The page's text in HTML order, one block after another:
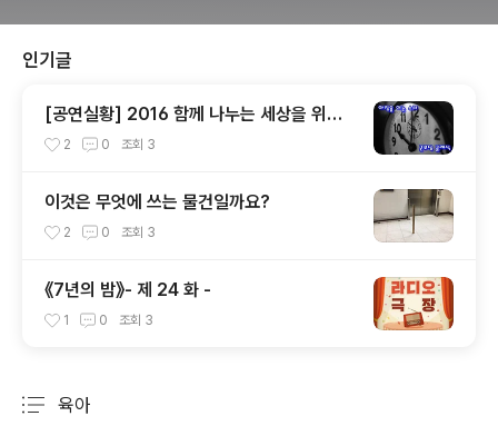
인기글
[공연실황] 2016 함께 나누는 세상을 위하
여 _ 굿모닝클래식
2 0 조회 3
이것은 무엇에 쓰는 물건일까요?
2 0 조회 3
《7년의 밤》- 제 24 화 -
1 0 조회 3
육아